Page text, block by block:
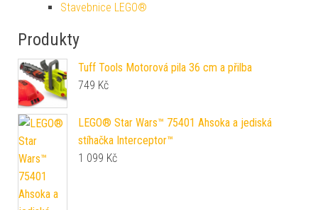
Stavebnice LEGO®
Produkty
Tuff Tools Motorová pila 36 cm a přilba
749 Kč
LEGO® Star Wars™ 75401 Ahsoka a jediská
stíhačka Interceptor™
1 099 Kč